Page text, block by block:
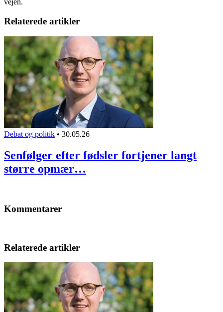
vejen.
Relaterede artikler
Debat og politik • 30.05.26
Senfølger efter fødsler fortjener langt
større opmær…
Kommentarer
Relaterede artikler